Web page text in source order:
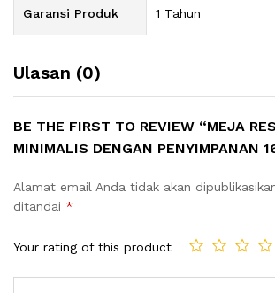
Garansi Produk 1 Tahun
Ulasan (0)
BE THE FIRST TO REVIEW “MEJA
MINIMALIS DENGAN PENYIMPANAN
Alamat email Anda tidak akan
ditandai *
Your rating of this product